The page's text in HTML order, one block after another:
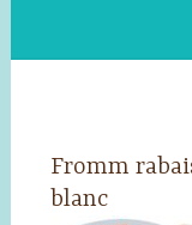
Fromm
blanc